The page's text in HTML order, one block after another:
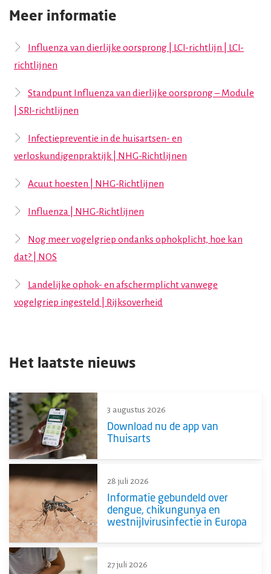
Meer informatie
Influenza van dierlijke oorsprong | LCI-richtlijn | LCI-
richtlijnen
Standpunt Influenza van dierlijke oorsprong – Module
| SRI-richtlijnen
Infectiepreventie in de huisartsen- en
verloskundigenpraktijk | NHG-Richtlijnen
Acuut hoesten | NHG-Richtlijnen
Influenza | NHG-Richtlijnen
Nog meer vogelgriep ondanks ophokplicht, hoe kan
dat? | NOS
Landelijke ophok- en afschermplicht vanwege
vogelgriep ingesteld | Rijksoverheid
Het laatste nieuws
Download nu de app van
Thuisarts
3 augustus 2026
Informatie gebundeld over
dengue, chikungunya en
westnijlvirusinfectie in Europa
28 juli 2026
27 juli 2026